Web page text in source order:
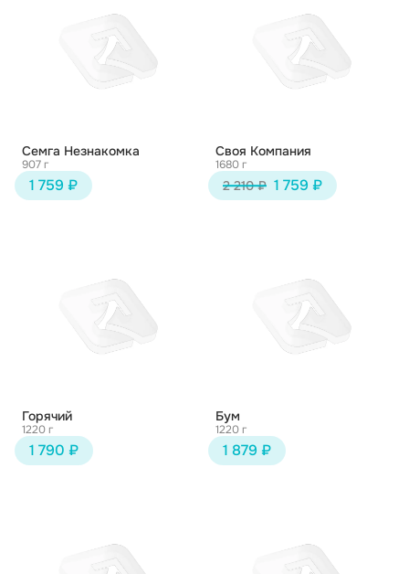
Семга Незнакомка
907 г
1 759 ₽
Своя Компания
1680 г
2 210 ₽ 1 759 ₽
Горячий
1220 г
1 790 ₽
Бум
1220 г
1 879 ₽